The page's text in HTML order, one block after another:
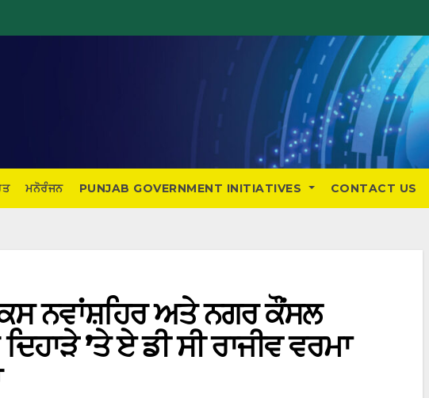
ਮਨੋਰੰਜਨ PUNJAB GOVERNMENT INITIATIVES CONTACT US
ਨਵਾਂਸ਼ਹਿਰ ਅਤੇ ਨਗਰ ਕੌਂਸਲ
’ਤੇ ਏ ਡੀ ਸੀ ਰਾਜੀਵ ਵਰਮਾ